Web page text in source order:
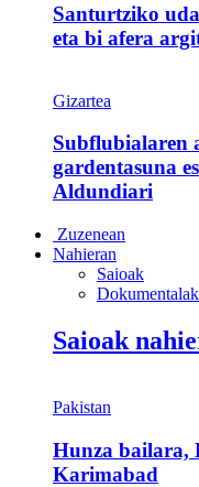
Santurtziko
eta bi afera
Gizartea
Subflubialaren
gardentasuna
Aldundiari
Zuzenean
Nahieran
Saioak
Dokumentalak
Saioak
Pakistan
Hunza bailara,
Karimabad